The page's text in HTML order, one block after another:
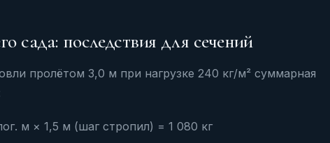
сада: последствия для сечений
пролётом 3,0 м при нагрузке 240 кг/м² суммарная
м × 1,5 м (шаг стропил) = 1 080 кг